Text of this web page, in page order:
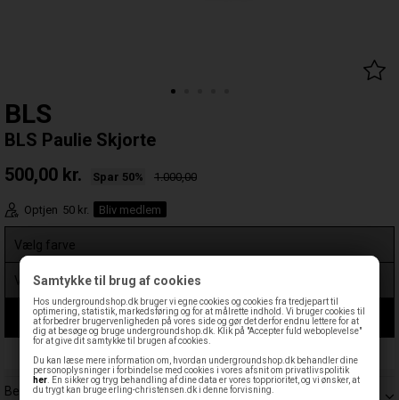
Samtykke til brug af cookies
Hos undergroundshop.dk bruger vi egne cookies og cookies fra tredjepart til
optimering, statistik, markedsføring og for at målrette indhold. Vi bruger cookies til
at forbedrer brugervenligheden på vores side og gør det derfor endnu lettere for at
dig at besøge og bruge undergroundshop.dk. Klik på "Accepter fuld weboplevelse"
for at give dit samtykke til brugen af cookies.
Du kan læse mere information om, hvordan undergroundshop.dk behandler dine
personoplysninger i forbindelse med cookies i vores afsnit om privatlivspolitik
her . En sikker og tryg behandling af dine data er vores topprioritet, og vi ønsker, at
du trygt kan bruge erling-christensen.dk i denne forvisning.
BLS
BLS Paulie Skjorte
500,00 kr. Spar 50% 1.000,00
Optjen 50 kr. Bliv medlem
LÆG I KURV
Leveringstid: 1-3 hverdage
Beskrivelse